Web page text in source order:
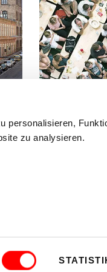
personalisieren,
zu analysieren.
FAQ
Häufig gestellte
UND